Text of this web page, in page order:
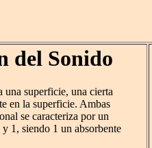
del Sonido
una superficie, una cierta
en la superficie. Ambas
se caracteriza por un
1, siendo 1 un absorbente